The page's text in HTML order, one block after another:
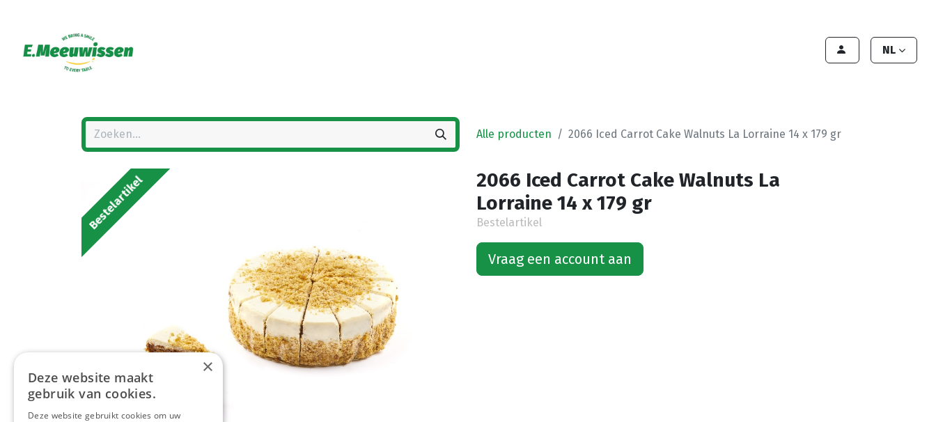
NL
Alle producten 2066 Iced Carrot Cake Walnuts La Lorraine 14 x 179 gr
Bestelartikel
2066 Iced Carrot Cake Walnuts La
Lorraine 14 x 179 gr
Bestelartikel
Vraag een account aan
×
Deze website maakt
gebruik van cookies.
Deze website gebruikt cookies om uw